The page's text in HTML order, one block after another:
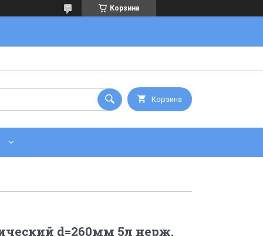
Корзина
Корзина
d=260мм 5л нерж.